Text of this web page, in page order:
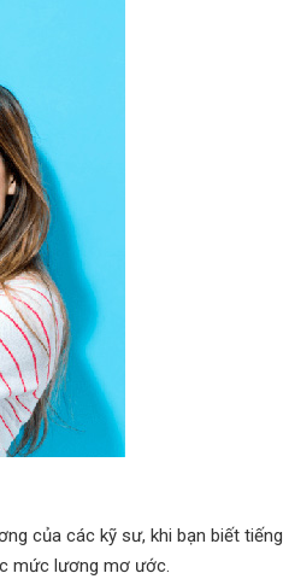
của các kỹ sư, khi bạn biết tiếng
mức lương mơ ước.